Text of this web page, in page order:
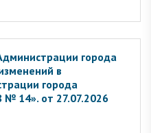
города
в
города
№ 14». от 27.07.2026